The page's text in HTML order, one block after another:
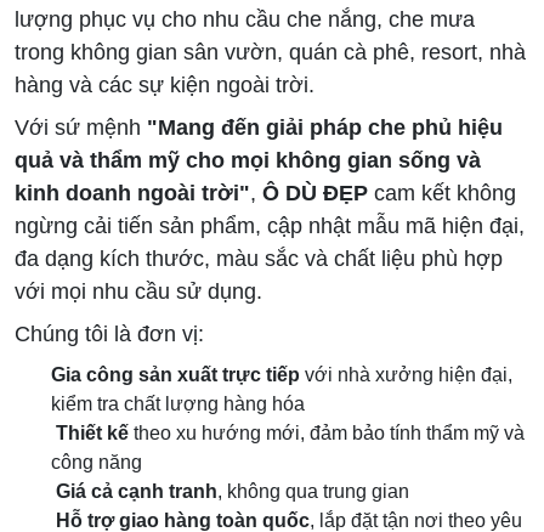
lượng phục vụ cho nhu cầu che nắng, che mưa
trong không gian sân vườn, quán cà phê, resort, nhà
hàng và các sự kiện ngoài trời.
Với sứ mệnh "Mang đến giải pháp che phủ hiệu
quả và thẩm mỹ cho mọi không gian sống và
kinh doanh ngoài trời", Ô DÙ ĐẸP cam kết không
ngừng cải tiến sản phẩm, cập nhật mẫu mã hiện đại,
đa dạng kích thước, màu sắc và chất liệu phù hợp
với mọi nhu cầu sử dụng.
Chúng tôi là đơn vị:
Gia công sản xuất trực tiếp với nhà xưởng hiện đại,
kiểm tra chất lượng hàng hóa
Thiết kế theo xu hướng mới, đảm bảo tính thẩm mỹ và
công năng
Giá cả cạnh tranh, không qua trung gian
Hỗ trợ giao hàng toàn quốc, lắp đặt tận nơi theo yêu